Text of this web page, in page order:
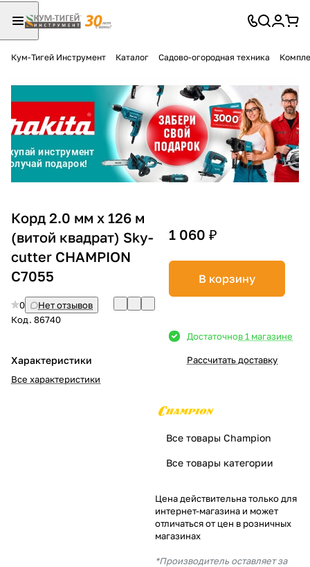
Кум-Тигей Инструмент Каталог Садово-огородная техника
Корд 2.0 мм х 126 м
(витой квадрат) Sky-
cutter CHAMPION
С7055
0
Нет отзывов
Код. 86740
Характеристики
Все характеристики
1 060 ₽
В корзину
Достаточнов 1 магазине
Рассчитать доставку
Все товары Champion
Все товары категории
Цена действительна только для
интернет-магазина и может
отличаться от цен в розничных
магазинах
*Производитель оставляет за
Разбейте
оплатуна части
без переплат
График платежей
Сегодня
25%
% картой любого банка
% будут
с вашей карты